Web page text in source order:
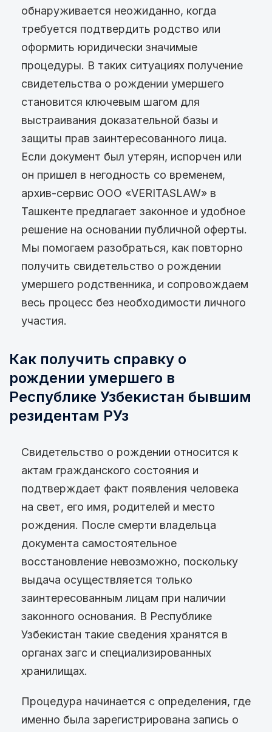
обнаруживается неожиданно, когда
требуется подтвердить родство или
оформить юридически значимые
процедуры. В таких ситуациях получение
свидетельства о рождении умершего
становится ключевым шагом для
выстраивания доказательной базы и
защиты прав заинтересованного лица.
Если документ был утерян, испорчен или
он пришел в негодность со временем,
архив-сервис ООО «VERITASLAW» в
Ташкенте предлагает законное и удобное
решение на основании публичной оферты.
Мы помогаем разобраться, как повторно
получить свидетельство о рождении
умершего родственника, и сопровождаем
весь процесс без необходимости личного
участия.
Как получить справку о
рождении умершего в
Республике Узбекистан бывшим
резидентам РУз
Свидетельство о рождении относится к
актам гражданского состояния и
подтверждает факт появления человека
на свет, его имя, родителей и место
рождения. После смерти владельца
документа самостоятельное
восстановление невозможно, поскольку
выдача осуществляется только
заинтересованным лицам при наличии
законного основания. В Республике
Узбекистан такие сведения хранятся в
органах загс и специализированных
хранилищах.
Процедура начинается с определения, где
именно была зарегистрирована запись о